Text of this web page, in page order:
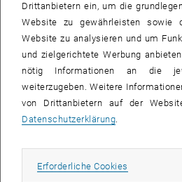
Stammtisch 04.08.
04
AUG. 26
ANDERE tba, 1060 Wien
Drittanbietern ein, um die
Website zu gewährleisten sowie
Website zu analysieren und um
und zielgerichtete Werbung
nötig Informationen an die
weiterzugeben. Weitere
von Drittanbietern auf der
Datenschutzerklärung.
Erforderliche Cookies